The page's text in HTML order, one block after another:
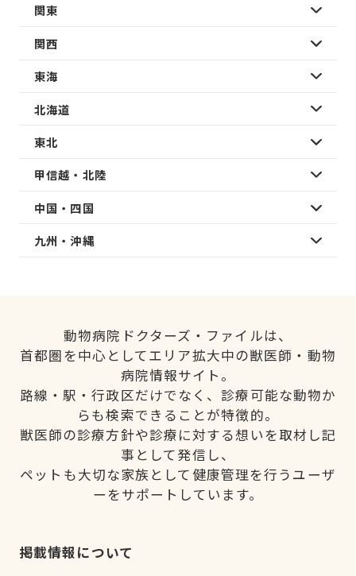
関東
関西
東海
北海道
東北
甲信越・北陸
中国・四国
九州・沖縄
動物病院ドクターズ・ファイルは、
首都圏を中心としてエリア拡大中の獣医師・動物
病院情報サイト。
路線・駅・行政区だけでなく、診療可能な動物か
らも検索できることが特徴的。
獣医師の診療方針や診療に対する想いを取材し記
事として発信し、
ペットも大切な家族として健康管理を行うユーザ
ーをサポートしています。
掲載情報について